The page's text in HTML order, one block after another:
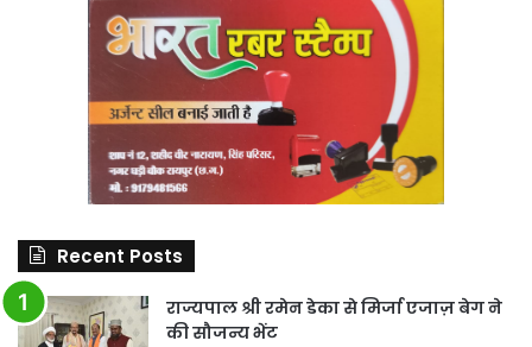
Recent Posts
राज्यपाल श्री रमेन डेका से मिर्जा एजाज़ बेग ने
की सौजन्य भेंट